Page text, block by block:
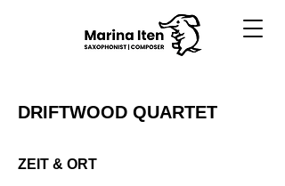
DRIFTWOOD QUARTET
ZEIT & ORT